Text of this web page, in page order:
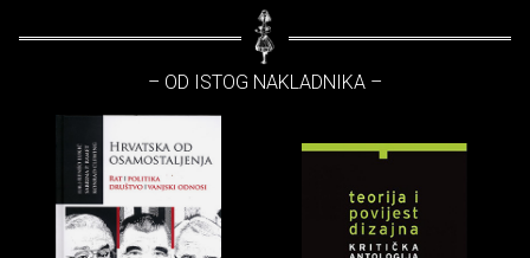
– OD ISTOG NAKLADNIKA –